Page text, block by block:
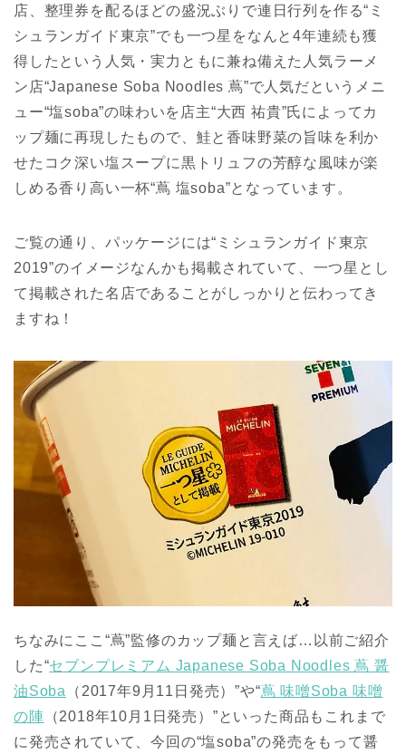
店、整理券を配るほどの盛況ぶりで連日行列を作る“ミ
シュランガイド東京”でも一つ星をなんと4年連続も獲
得したという人気・実力ともに兼ね備えた人気ラーメ
ン店“Japanese Soba Noodles 蔦”で人気だというメニ
ュー“塩soba”の味わいを店主“大西 祐貴”氏によってカ
ップ麺に再現したもので、鮭と香味野菜の旨味を利か
せたコク深い塩スープに黒トリュフの芳醇な風味が楽
しめる香り高い一杯“蔦 塩soba”となっています。
ご覧の通り、パッケージには“ミシュランガイド東京
2019”のイメージなんかも掲載されていて、一つ星とし
て掲載された名店であることがしっかりと伝わってき
ますね！
ちなみにここ“蔦”監修のカップ麺と言えば…以前ご紹介
した“セブンプレミアム Japanese Soba Noodles 蔦 醤
油Soba
（2017年9月11日発売）”や“蔦 味噌Soba 味噌
の陣 （2018年10月1日発売）”といった商品もこれまで
に発売されていて、今回の“塩soba”の発売をもって醤